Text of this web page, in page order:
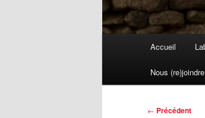
Accueil
Nous (re)joindre
Navigation
← Précédent